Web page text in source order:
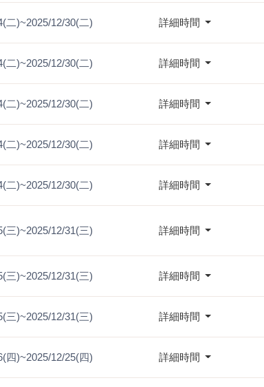
二)~2025/12/30(二) 詳細時間
二)~2025/12/30(二) 詳細時間
二)~2025/12/30(二) 詳細時間
二)~2025/12/30(二) 詳細時間
二)~2025/12/30(二) 詳細時間
三)~2025/12/31(三) 詳細時間
三)~2025/12/31(三) 詳細時間
三)~2025/12/31(三) 詳細時間
四)~2025/12/25(四) 詳細時間